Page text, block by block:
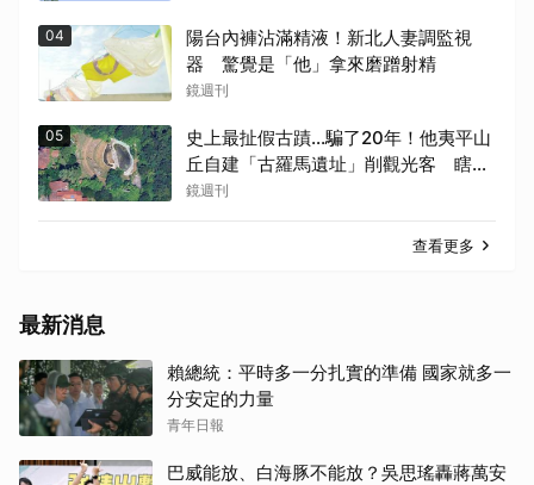
04
陽台內褲沾滿精液！新北人妻調監視
器 驚覺是「他」拿來磨蹭射精
鏡週刊
05
史上最扯假古蹟...騙了20年！他夷平山
丘自建「古羅馬遺址」削觀光客 瞎掰
埃及豔后、茱麗葉來過
鏡週刊
查看更多
最新消息
賴總統：平時多一分扎實的準備 國家就多一
分安定的力量
青年日報
巴威能放、白海豚不能放？吳思瑤轟蔣萬安